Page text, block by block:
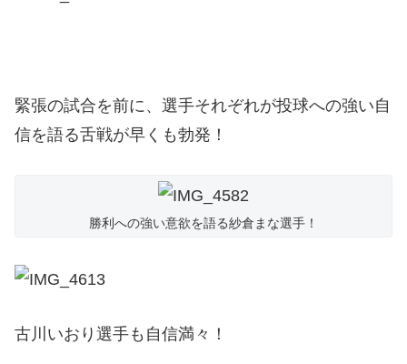
緊張の試合を前に、選手それぞれが投球への強い自
信を語る舌戦が早くも勃発！
勝利への強い意欲を語る紗倉まな選手！
古川いおり選手も自信満々！